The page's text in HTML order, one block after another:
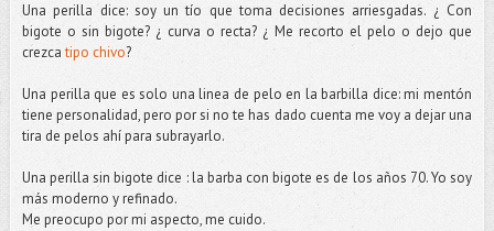
Una perilla dice: soy un tío que toma decisiones arriesgadas. ¿ Con
bigote o sin bigote? ¿ curva o recta? ¿ Me recorto el pelo o dejo que
crezcatipo chivo?
Una perilla que es solo una linea de pelo en la barbilla dice: mi mentón
tiene personalidad, pero por si no te has dado cuenta me voy a dejar una
tira de pelos ahí para subrayarlo.
Una perilla sin bigote dice : la barba con bigote es de los años 70. Yo soy
más moderno y refinado.
Me preocupo por mi aspecto, me cuido.